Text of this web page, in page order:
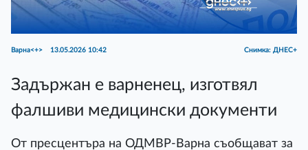
Варна<+> 13.05.2026 10:42 Снимка: ДНЕС+
Задържан е варненец, изготвял
фалшиви медицински документи
От пресцентъра на ОДМВР-Варна съобщават за